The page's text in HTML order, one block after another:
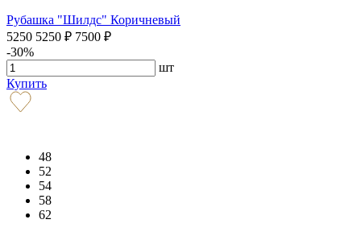
Рубашка "Шилдс" Коричневый
5250 5250 ₽ 7500 ₽
-30%
шт
Купить
48
52
54
58
62